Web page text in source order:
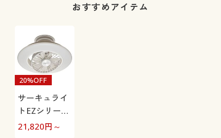
OK・日本製生
地・UVカッ
ト)
おすすめアイテム
サーキュライ
トEZシリーズ
スイング
20%OFF
21,820円～